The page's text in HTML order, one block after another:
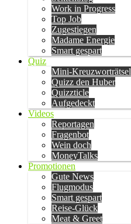
Work in Progress
Top Job
Zugestiegen
Madame Energie
Smart gespart
Quiz
Mini-Kreuzworträtsel
Quizz den Huber
Quizzticle
Aufgedeckt
Videos
Reportagen
Fragenbot
Wein doch
MoneyTalks
Promotionen
Gute News
Flugmodus
Smart gespart
Reise-Glück
Meat & Greet